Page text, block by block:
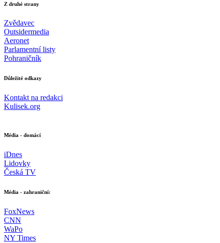
Z druhé strany
Zvědavec
Outsidermedia
Aeronet
Parlamentní listy
Pohraničník
Důležité odkazy
Kontakt na redakci
Kulisek.org
Média - domácí
iDnes
Lidovky
Česká TV
Média - zahraniční:
FoxNews
CNN
WaPo
NY Times